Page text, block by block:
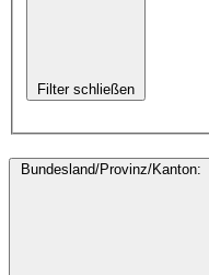
Filter schließen
Bundesland/Provinz/Kanton: